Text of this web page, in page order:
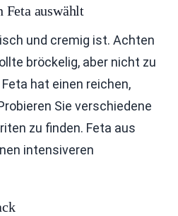
Feta auswählt
und cremig ist. Achten
bröckelig, aber nicht zu
hat einen reichen,
Sie verschiedene
zu finden. Feta aus
intensiveren